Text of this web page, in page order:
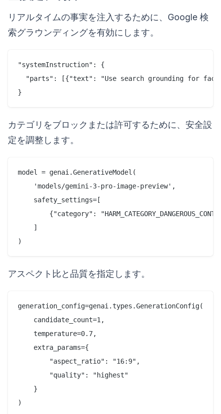
リアルタイムの事実を注入するために、Google 検
索グラウンディングを有効にします。
"systemInstruction": {
"parts": [{"text": "Use search grounding for
カテゴリをブロックまたは許可するために、安全設
定を調整します。
model = genai.GenerativeModel(
    'models/gemini-3-pro-image-preview',
    safety_settings=[
{"category":
    ]
アスペクト比と品質を指定します。
generation_config=genai.types.GenerationConfig(
    candidate_count=1,
    temperature=0.7,
    extra_params={
        "aspect_ratio": "16:9",
        "quality": "highest"
    }